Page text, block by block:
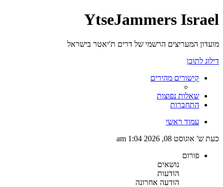
YtseJammers Israel
מועדון המעריצים הרשמי של דרים ת'יאטר בישראל
דילוג לתוכן
קישורים מהירים
שאלות נפוצות
התחברות
עמוד ראשי
כעת ש' אוגוסט 08, 2026 1:04 am
פורום
נושאים
הודעות
הודעה אחרונה